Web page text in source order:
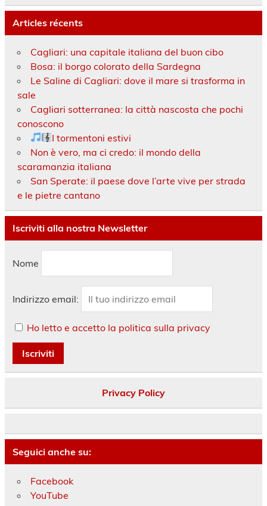
Articles récents
Cagliari: una capitale italiana del buon cibo
Bosa: il borgo colorato della Sardegna
Le Saline di Cagliari: dove il mare si trasforma in
sale
Cagliari sotterranea: la città nascosta che pochi
conoscono
I tormentoni estivi
Non è vero, ma ci credo: il mondo della
scaramanzia italiana
San Sperate: il paese dove l’arte vive per strada
e le pietre cantano
Iscriviti alla nostra Newsletter
Nome
Indirizzo email:
Ho letto e accetto la politica sulla privacy
Privacy Policy
Seguici anche su:
Facebook
YouTube